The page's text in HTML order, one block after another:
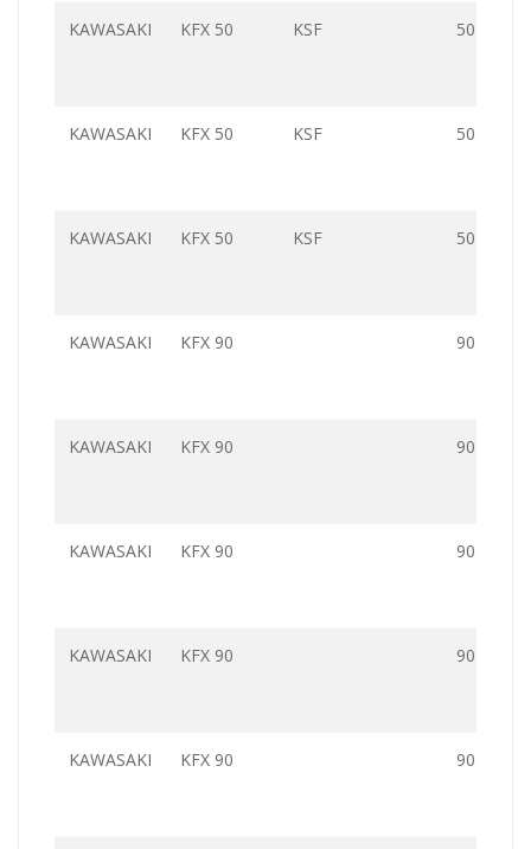
KAWASAKI KFX 50 KSF 50.0
KAWASAKI KFX 50 KSF 50.0
KAWASAKI KFX 50 KSF 50.0
KAWASAKI KFX 90 90.0
KAWASAKI KFX 90 90.0
KAWASAKI KFX 90 90.0
KAWASAKI KFX 90 90.0
KAWASAKI KFX 90 90.0